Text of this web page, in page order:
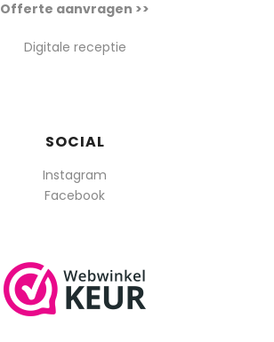
Offerte aanvragen >>
Digitale receptie
SOCIAL
Instagram
Facebook